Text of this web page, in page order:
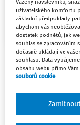
Počet vyhledaných
Řadit podle:
Nejnovější Nejstarší
ČLÁNKY
Nová rizika a
V roce 2019 se
na téma nových a
Vážený návštěvníku,
uživatelského komfortu
základní předpoklady
abychom vás
dostatek podnětů, jak
souhlas se zpracováním
dočasně ukládají ve
souhlasu. Data
obsahu webu přímo Vám
souborů cookie